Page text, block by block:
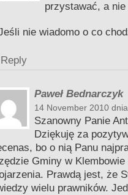
przystawać, a
nie wiadomo o co
Reply
Paweł Bednarczyk
14 November 2010
Szanowny Panie
Dziękuję za
bo o nią Panu
Gminy w
Prawdą jest, że
wielu prawników.